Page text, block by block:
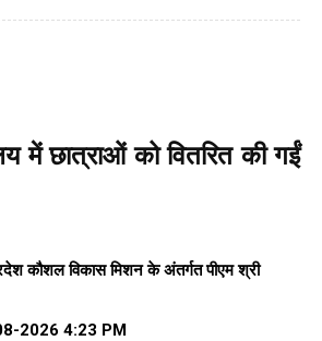
में छात्राओं को वितरित की गईं
कौशल विकास मिशन के अंतर्गत पीएम श्री
2026 4:23 PM